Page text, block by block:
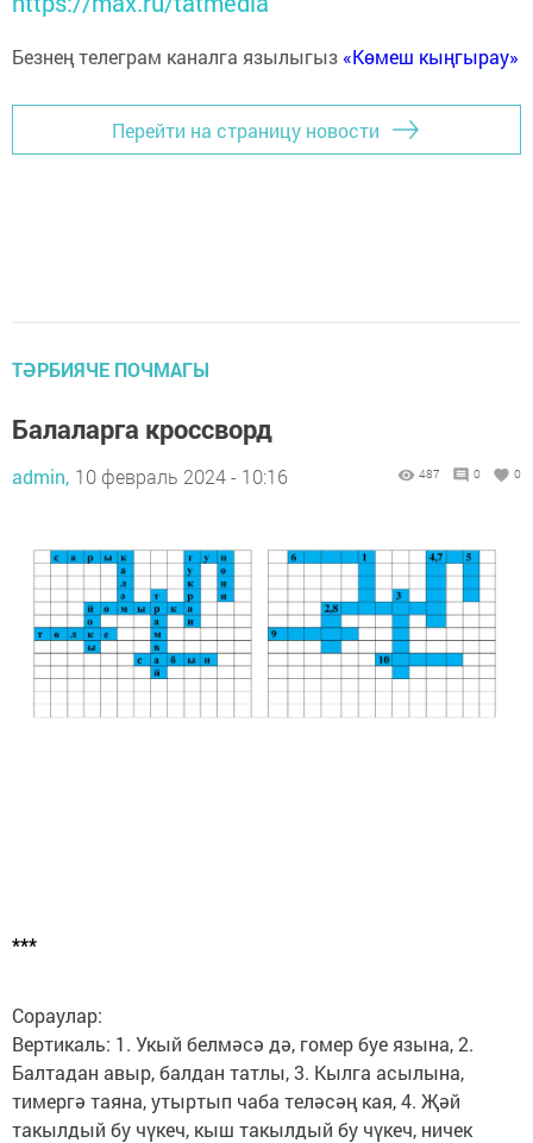
Безнең телеграм каналга язылыгыз «Көмеш кыңгырау»
Перейти на страницу новости
ТӘРБИЯЧЕ ПОЧМАГЫ
Балаларга кроссворд
admin, 10 февраль 2024 - 10:16 487 0 0
***
Сораулар:
Вертикаль: 1. Укый белмәсә дә, гомер буе язына, 2.
Балтадан авыр, балдан татлы, 3. Кылга асылына,
тимергә таяна, утыртып чаба теләсәң кая, 4. Җәй
такылдый бу чүкеч, кыш такылдый бу чүкеч, ничек